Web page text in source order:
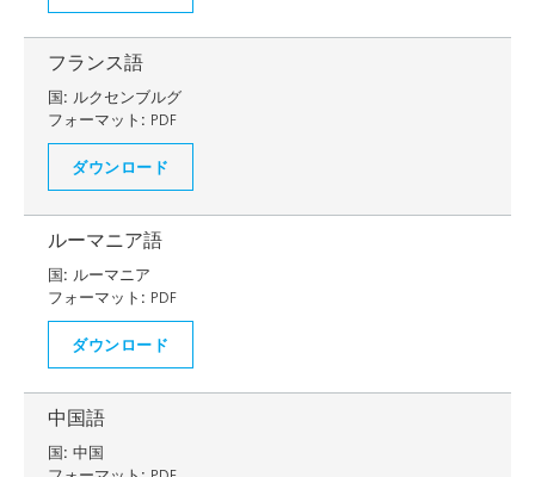
フランス語
国: ルクセンブルグ
フォーマット: PDF
ダウンロード
ルーマニア語
国: ルーマニア
フォーマット: PDF
ダウンロード
中国語
国: 中国